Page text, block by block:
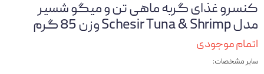
کنسرو غذای گربه ماهی تن و میگو شسیر
مدل Schesir Tuna & Shrimp وزن 85 گرم
اتمام موجودی
سایر مشخصات: